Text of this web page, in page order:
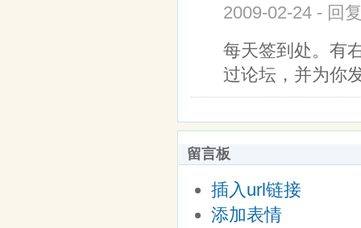
2009-02-24 - 回
每天签到处。有
过论坛，并为你
留言板
插入url链接
添加表情